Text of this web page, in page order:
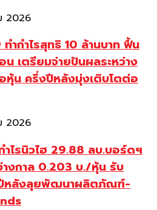
2026
ำกำไรสุทธิ 10 ล้านบาท ฟื้น
เตรียมจ่ายปันผลระหว่าง
หุ้น ครึ่งปีหลังมุ่งเติบโตต่อ
2026
ไรนิวไฮ 29.88 ลบ.บอร์ดฯ
างกาล 0.203 บ./หุ้น รับ
หลังลุยพัฒนาผลิตภัณฑ์-